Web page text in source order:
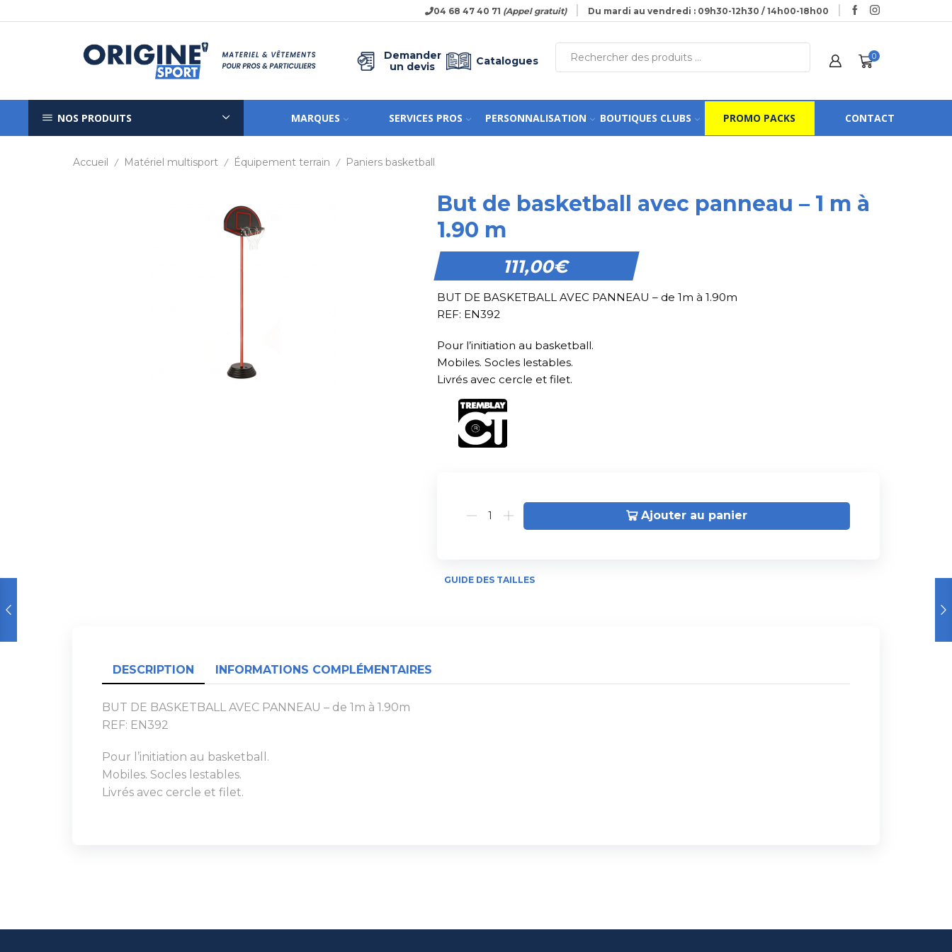
04 68 47 40 71 (Appel gratuit) Du mardi au vendredi : 09h30-12h30 / 14h00-18h00
Demander
un devis
Catalogues 0
NOS PRODUITS MARQUES SERVICES PROS PERSONNALISATION BOUTIQUES CLUBS PROMO PACKS CONTACT
Accueil / Matériel multisport / Équipement terrain / Paniers basketball
But de basketball avec panneau – 1 m à
1.90 m
111,00€
BUT DE BASKETBALL AVEC PANNEAU – de 1m à 1.90m
REF: EN392
Pour l’initiation au basketball.
Mobiles. Socles lestables.
Livrés avec cercle et filet.
Ajouter au panier
Alternative:
GUIDE DES TAILLES
DESCRIPTION INFORMATIONS COMPLÉMENTAIRES
BUT DE BASKETBALL AVEC PANNEAU – de 1m à 1.90m
REF: EN392
Pour l’initiation au basketball.
Mobiles. Socles lestables.
Livrés avec cercle et filet.